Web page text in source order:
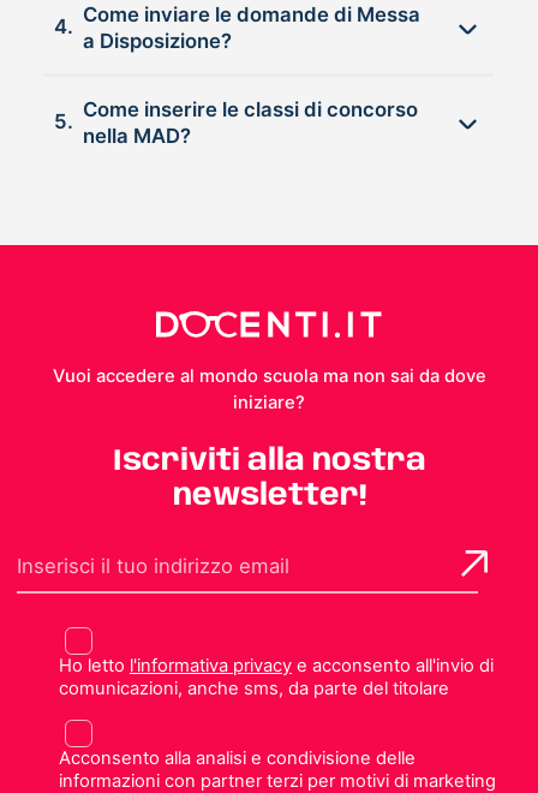
4.
Come inviare le domande di Messa
a Disposizione?
5.
Come inserire le classi di concorso
nella MAD?
Vuoi accedere al mondo scuola ma non sai da dove
iniziare?
Iscriviti alla nostra
newsletter!
Ho letto l'informativa privacye acconsento all'invio di
comunicazioni, anche sms, da parte del titolare
Acconsento alla analisi e condivisione delle
informazioni con partner terzi per motivi di marketing